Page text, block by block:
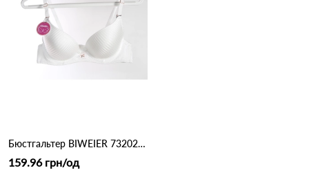
Бюстгальтер BIWEIER 73202#D 5,2 Молочний
159.96 грн/од